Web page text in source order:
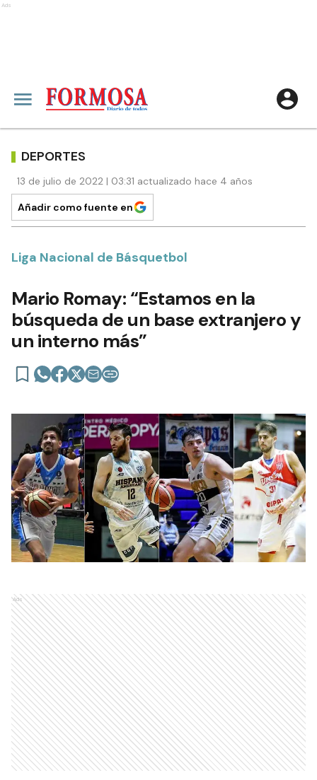
Ads
DEPORTES
13 de julio de 2022 | 03:31 actualizado hace 4 años
Añadir como fuente en
Liga Nacional de Básquetbol
Mario Romay: “Estamos en la
búsqueda de un base extranjero y
un interno más”
Ads